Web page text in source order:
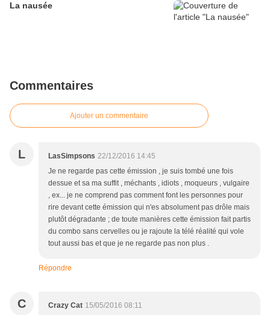
La nausée
Commentaires
Ajouter un commentaire
L LasSimpsons 22/12/2016 14:45
Je ne regarde pas cette émission , je suis tombé une fois
dessue et sa ma suffit , méchants , idiots , moqueurs , vulgaire
, ex... je ne comprend pas comment font les personnes pour
rire devant cette émission qui n'es absolument pas drôle mais
plutôt dégradante ; de toute manières cette émission fait partis
du combo sans cervelles ou je rajoute la télé réalité qui vole
tout aussi bas et que je ne regarde pas non plus .
Répondre
C Crazy Cat 15/05/2016 08:11